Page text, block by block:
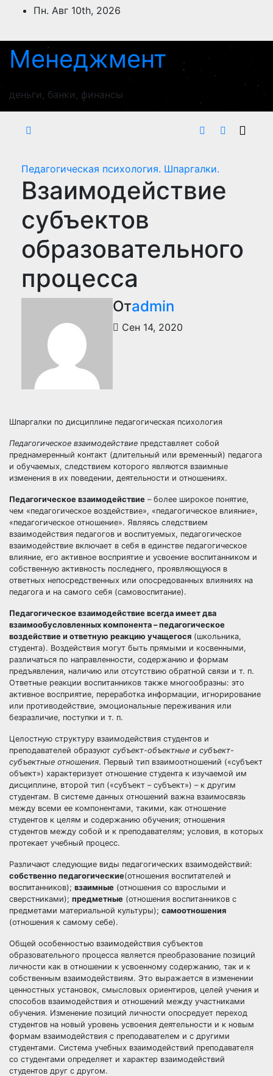
ПерейтиПн. Авг 10th, 2026
Менеджмент
деньги, банки, финансы
Педагогическая психология. Шпаргалки.
Взаимодействие
субъектов
образовательного
процесса
Отadmin
Сен 14, 2020
Шпаргалки по дисциплине педагогическая психология
Педагогическое взаимодействие представляет собой
преднамеренный контакт (длительный или временный) педагога
и обучаемых, следствием которого являются взаимные
изменения в их поведении, деятельности и отношениях.
Педагогическое взаимодействие – более широкое понятие,
чем «педагогическое воздействие», «педагогическое влияние»,
«педагогическое отношение». Являясь следствием
взаимодействия педагогов и воспитуемых, педагогическое
взаимодействие включает в себя в единстве педагогическое
влияние, его активное восприятие и усвоение воспитанником и
собственную активность последнего, проявляющуюся в
ответных непосредственных или опосредованных влияниях на
педагога и на самого себя (самовоспитание).
Педагогическое взаимодействие всегда имеет два
взаимообусловленных компонента – педагогическое
воздействие и ответную реакцию учащегося (школьника,
студента). Воздействия могут быть прямыми и косвенными,
различаться по направленности, содержанию и формам
предъявления, наличию или отсутствию обратной связи и т. п.
Ответные реакции воспитанников также многообразны: это
активное восприятие, переработка информации, игнорирование
или противодействие, эмоциональные переживания или
безразличие, поступки и т. п.
Целостную структуру взаимодействия студентов и
преподавателей образуют субъект-объектные и субъект-
субъектные отношения. Первый тип взаимоотношений («субъект
объект») характеризует отношение студента к изучаемой им
дисциплине, второй тип («субъект – субъект») – к другим
студентам. В системе данных отношений важна взаимосвязь
между всеми ее компонентами, такими, как отношение
студентов к целям и содержанию обучения; отношения
студентов между собой и к преподавателям; условия, в которых
протекает учебный процесс.
Различают следующие виды педагогических взаимодействий:
собственно педагогические(отношения воспитателей и
воспитанников); взаимные (отношения со взрослыми и
сверстниками); предметные (отношения воспитанников с
предметами материальной культуры); самоотношения
(отношения к самому себе).
Общей особенностью взаимодействия субъектов
образовательного процесса является преобразование позиций
личности как в отношении к усвоенному содержанию, так и к
собственным взаимодействиям. Это выражается в изменении
ценностных установок, смысловых ориентиров, целей учения и
способов взаимодействия и отношений между участниками
обучения. Изменение позиций личности опосредует переход
студентов на новый уровень усвоения деятельности и к новым
формам взаимодействия с преподавателем и с другими
студентами. Система учебных взаимодействий преподавателя
со студентами определяет и характер взаимодействий
студентов друг с другом.